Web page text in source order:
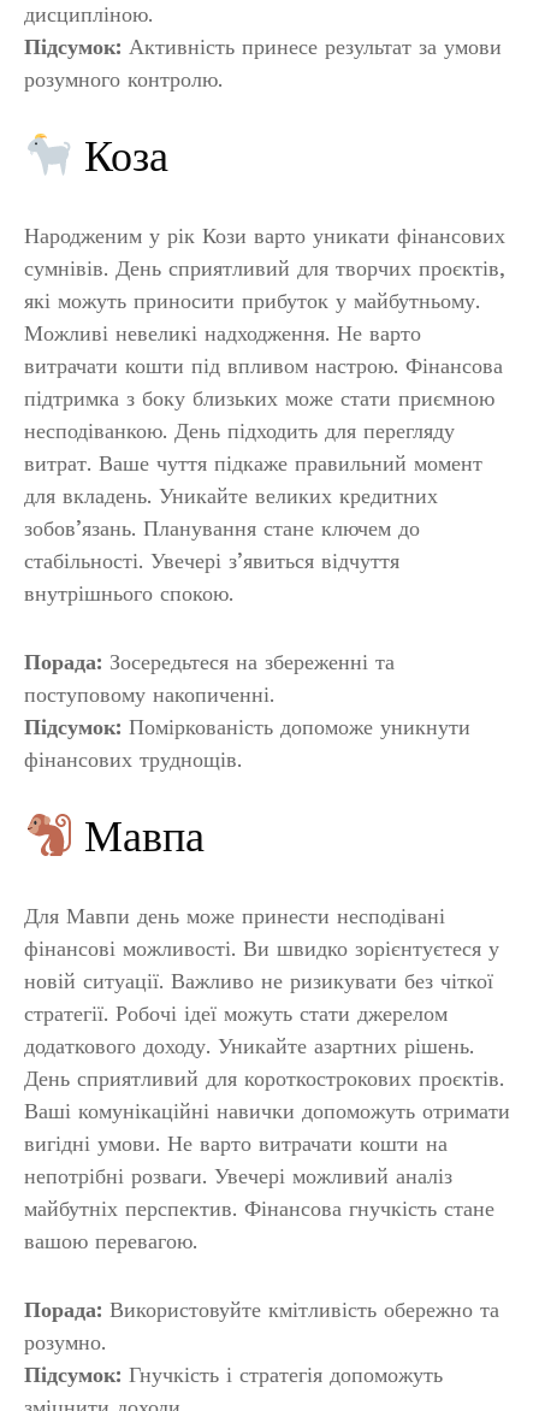
дисципліною.
Підсумок: Активність принесе результат за умови
розумного контролю.
Коза
Народженим у рік Кози варто уникати фінансових
сумнівів. День сприятливий для творчих проєктів,
які можуть приносити прибуток у майбутньому.
Можливі невеликі надходження. Не варто
витрачати кошти під впливом настрою. Фінансова
підтримка з боку близьких може стати приємною
несподіванкою. День підходить для перегляду
витрат. Ваше чуття підкаже правильний момент
для вкладень. Уникайте великих кредитних
зобов’язань. Планування стане ключем до
стабільності. Увечері з’явиться відчуття
внутрішнього спокою.
Порада: Зосередьтеся на збереженні та
поступовому накопиченні.
Підсумок: Поміркованість допоможе уникнути
фінансових труднощів.
Мавпа
Для Мавпи день може принести несподівані
фінансові можливості. Ви швидко зорієнтуєтеся у
новій ситуації. Важливо не ризикувати без чіткої
стратегії. Робочі ідеї можуть стати джерелом
додаткового доходу. Уникайте азартних рішень.
День сприятливий для короткострокових проєктів.
Ваші комунікаційні навички допоможуть отримати
вигідні умови. Не варто витрачати кошти на
непотрібні розваги. Увечері можливий аналіз
майбутніх перспектив. Фінансова гнучкість стане
вашою перевагою.
Порада: Використовуйте кмітливість обережно та
розумно.
Підсумок: Гнучкість і стратегія допоможуть